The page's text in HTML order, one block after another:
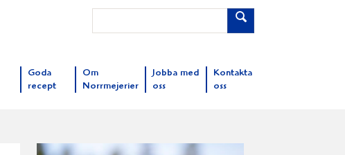
Goda
recept
Om
Norrmejerier
Jobba med
oss
Kontakta
oss